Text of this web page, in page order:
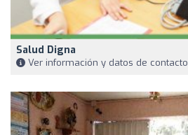
Salud Digna
Ver información y datos de contacto